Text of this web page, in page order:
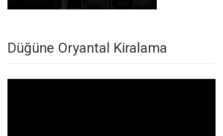
Düğüne Oryantal Kiralama